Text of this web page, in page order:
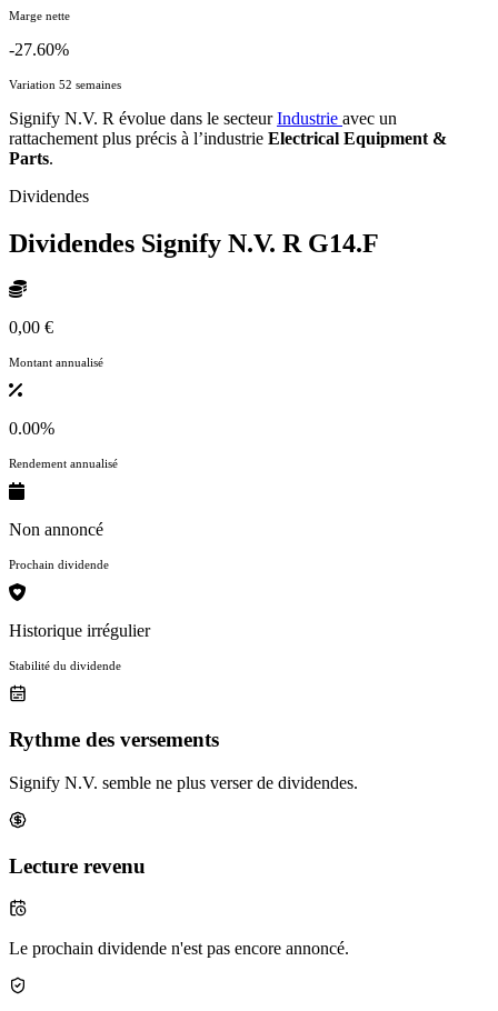
Marge nette
-27.60%
Variation 52 semaines
Signify N.V. R évolue dans le secteurIndustrie avec un
rattachement plus précis à l’industrie Electrical Equipment &
Parts.
Dividendes
Dividendes Signify N.V. R G14.F
0,00 €
Montant annualisé
0.00%
Rendement annualisé
Non annoncé
Prochain dividende
Historique irrégulier
Stabilité du dividende
Rythme des versements
Signify N.V. semble ne plus verser de dividendes.
Lecture revenu
Le prochain dividende n'est pas encore annoncé.